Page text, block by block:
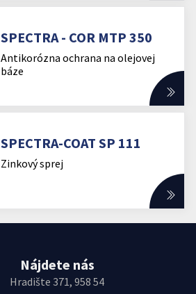
SPECTRA - COR MTP 350
Antikorózna ochrana na olejovej
báze
SPECTRA-COAT SP 111
Zinkový sprej
Nájdete nás
Hradište 371, 958 54